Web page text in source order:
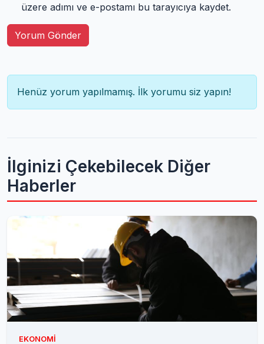
üzere adımı ve e-postamı bu tarayıcıya kaydet.
Yorum Gönder
Henüz yorum yapılmamış. İlk yorumu siz yapın!
İlginizi Çekebilecek Diğer
Haberler
EKONOMI